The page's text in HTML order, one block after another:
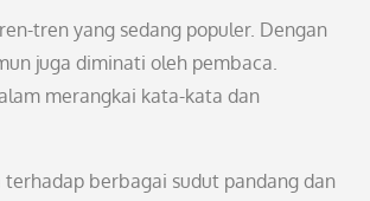
tren yang sedang populer. Dengan
juga diminati oleh pembaca.
merangkai kata-kata dan
berbagai sudut pandang dan